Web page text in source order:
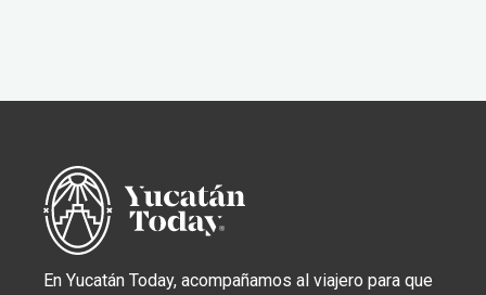
En Yucatán Today, acompañamos al viajero para que